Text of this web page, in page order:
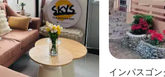
インパスゴ